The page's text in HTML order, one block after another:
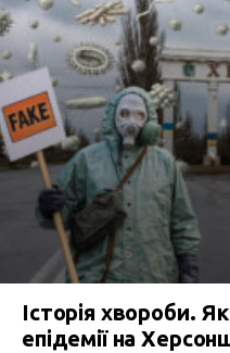
Історія хвороби.
епідемії на